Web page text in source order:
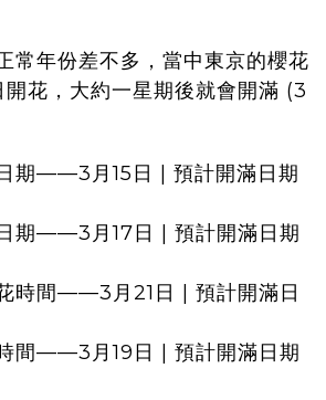
常年份差不多，當中東京的櫻花
開花，大約一星期後就會開滿 (3
期——3月15日 | 預計開滿日期
期——3月17日 | 預計開滿日期
時間——3月21日 | 預計開滿日
間——3月19日 | 預計開滿日期